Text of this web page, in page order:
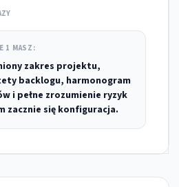
1 MASZ:
zakres projektu,
backlogu, harmonogram
i pełne zrozumienie ryzyk
zacznie się konfiguracja.